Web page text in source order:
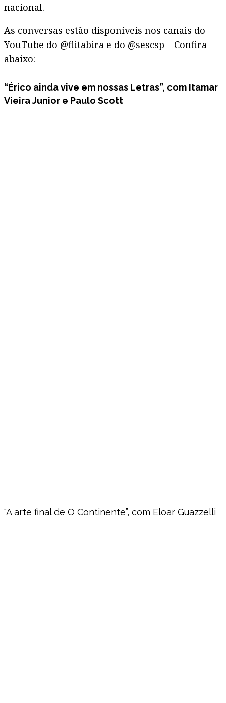
nacional.
As conversas estão disponíveis nos canais do
YouTube do @flitabira e do @sescsp – Confira
abaixo:
“Érico ainda vive em nossas Letras”, com Itamar
Vieira Junior e Paulo Scott
“A arte final de O Continente”, com Eloar Guazzelli